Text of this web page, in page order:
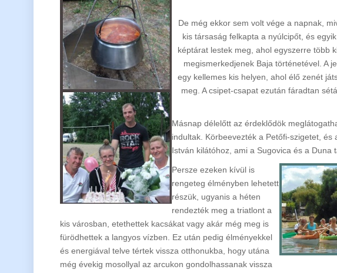
De még ekkor sem volt vége a napnak,
kis társaság felkapta a nyúlcipőt, és
képtárat lestek meg, ahol egyszerre több
megismerkedjenek Baja történetével. A
egy kellemes kis helyen, ahol élő zenét
meg. A csipet-csapat ezután fáradtan
Másnap délelőtt az érdeklődök
indultak. Körbeevezték a Petőfi-szigetet,
István kilátóhoz, ami a Sugovica és a Duna
Persze ezeken kívül is
rengeteg élményben lehetett
részük, ugyanis a héten
rendezték meg a triatlont a
kis városban, etethettek kacsákat vagy akár még meg is
fürödhettek a langyos vízben. Ez után pedig élményekkel
és energiával telve tértek vissza otthonukba, hogy utána
még évekig mosollyal az arcukon gondolhassanak vissza